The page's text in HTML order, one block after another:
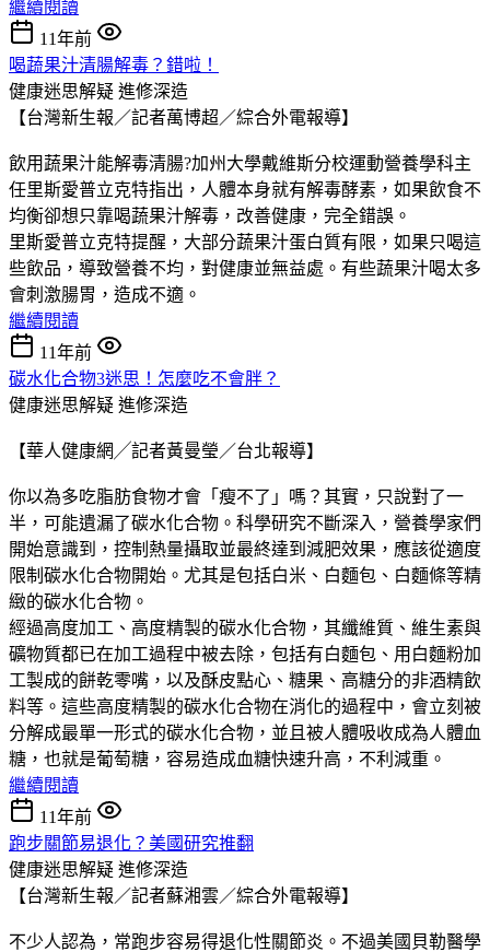
繼續閱讀
11年前
喝蔬果汁清腸解毒？錯啦！
健康迷思解疑 進修深造
【台灣新生報／記者萬博超／綜合外電報導】
飲用蔬果汁能解毒清腸?加州大學戴維斯分校運動營養學科主
任里斯愛普立克特指出，人體本身就有解毒酵素，如果飲食不
均衡卻想只靠喝蔬果汁解毒，改善健康，完全錯誤。
里斯愛普立克特提醒，大部分蔬果汁蛋白質有限，如果只喝這
些飲品，導致營養不均，對健康並無益處。有些蔬果汁喝太多
會刺激腸胃，造成不適。
繼續閱讀
11年前
碳水化合物3迷思！怎麼吃不會胖？
健康迷思解疑 進修深造
【華人健康網╱記者黃曼瑩／台北報導】
你以為多吃脂肪食物才會「瘦不了」嗎？其實，只說對了一
半，可能遺漏了碳水化合物。科學研究不斷深入，營養學家們
開始意識到，控制熱量攝取並最終達到減肥效果，應該從適度
限制碳水化合物開始。尤其是包括白米、白麵包、白麵條等精
緻的碳水化合物。
經過高度加工、高度精製的碳水化合物，其纖維質、維生素與
礦物質都已在加工過程中被去除，包括有白麵包、用白麵粉加
工製成的餅乾零嘴，以及酥皮點心、糖果、高糖分的非酒精飲
料等。這些高度精製的碳水化合物在消化的過程中，會立刻被
分解成最單一形式的碳水化合物，並且被人體吸收成為人體血
糖，也就是葡萄糖，容易造成血糖快速升高，不利減重。
繼續閱讀
11年前
跑步關節易退化？美國研究推翻
健康迷思解疑 進修深造
【台灣新生報／記者蘇湘雲／綜合外電報導】
不少人認為，常跑步容易得退化性關節炎。不過美國貝勒醫學